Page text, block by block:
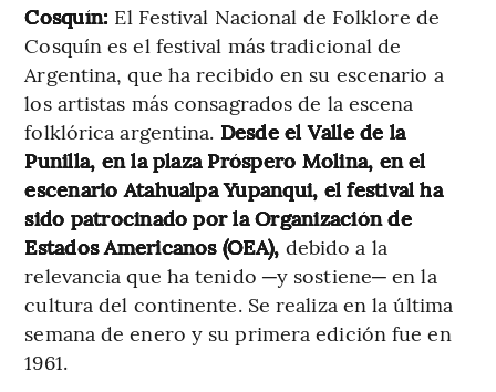
Cosquín: El Festival Nacional de Folklore de
Cosquín es el festival más tradicional de
Argentina, que ha recibido en su escenario a
los artistas más consagrados de la escena
folklórica argentina. Desde el Valle de la
Punilla, en la plaza Próspero Molina, en el
escenario Atahualpa Yupanqui, el festival ha
sido patrocinado por la Organización de
Estados Americanos (OEA), debido a la
relevancia que ha tenido ─y sostiene─ en la
cultura del continente. Se realiza en la última
semana de enero y su primera edición fue en
1961.